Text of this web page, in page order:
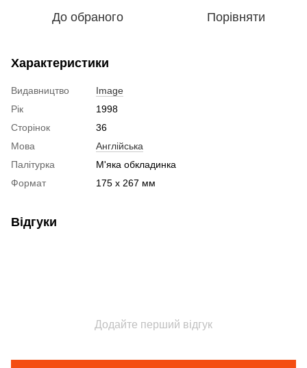
До обраного Порівняти
Характеристики
Видавництво
Image
Рік
1998
Сторінок
36
Мова
Англійська
Палітурка
М'яка обкладинка
Формат
175 x 267 мм
Відгуки
Додайте перший відгук